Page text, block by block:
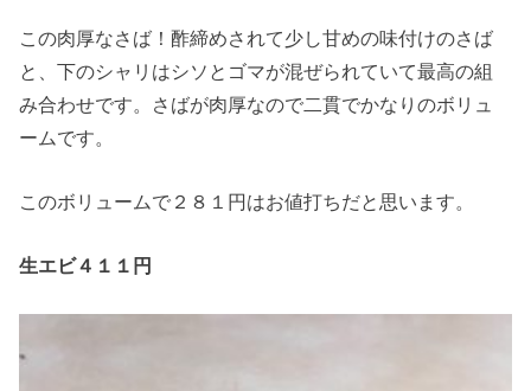
この肉厚なさば！酢締めされて少し甘めの味付けのさば
と、下のシャリはシソとゴマが混ぜられていて最高の組
み合わせです。さばが肉厚なので二貫でかなりのボリュ
ームです。
このボリュームで２８１円はお値打ちだと思います。
生エビ４１１円